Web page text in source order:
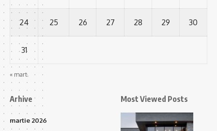
24 25 26 27 28 29 30
31
« mart.
Arhive
martie 2026
Most Viewed Posts